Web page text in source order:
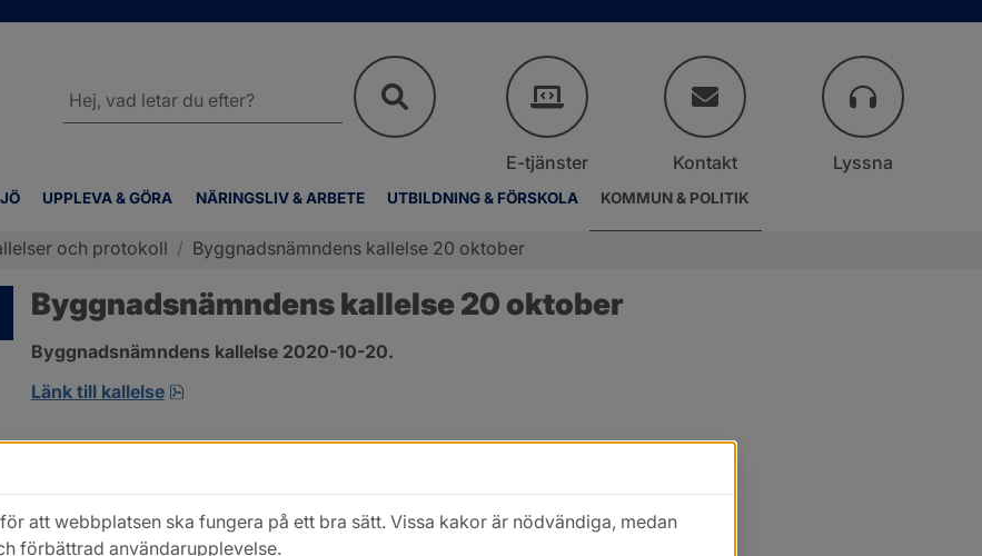
UPPLEVA & GÖRA NÄRINGSLIV & ARBETE UTBILDNING & FÖRSKOLA KOMMUN & POLITIK
webbplatsen
E-tjänster Kontakt Lyssna
och protokoll / Byggnadsnämndens kallelse 20 oktober
Byggnadsnämndens kallelse 20 oktober
Byggnadsnämndens kallelse 2020-10-20.
Länk till kallelse
pdf, öppnas i nytt fönster.
att webbplatsen ska fungera på ett bra sätt. Vissa kakor är nödvändiga, medan
förbättrad användarupplevelse.